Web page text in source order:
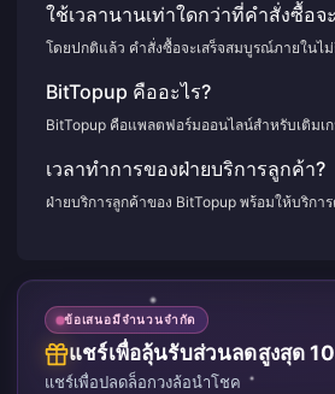
ใช้เวลานานเท่าใดกว่าที่คำสั่งซื้อ
โดยปกติแล้ว คำสั่งซื้อจะเสร็จสมบูรณ์ภายใน
BitTopup คืออะไร?
BitTopup คือแพลตฟอร์มออนไลน์สำหรับเติมเ
เวลาทำการของฝ่ายบริการลูกค้า?
ฝ่ายบริการลูกค้าของ BitTopup พร้อมให้บริกา
ข้อเสนอมีจำนวนจำกัด
แชร์เพื่อลุ้นรับส่วนลดสูงสุด
แชร์เพื่อปลดล็อกวงล้อนำโชค